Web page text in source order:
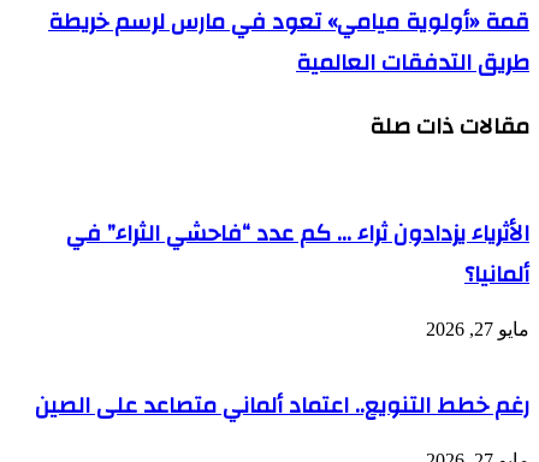
قمة «أولوية ميامي» تعود في مارس لرسم خريطة
طريق التدفقات العالمية
مقالات ذات صلة
الأثرياء يزدادون ثراء … كم عدد “فاحشي الثراء” في
ألمانيا؟
مايو 27, 2026
رغم خطط التنويع.. اعتماد ألماني متصاعد على الصين